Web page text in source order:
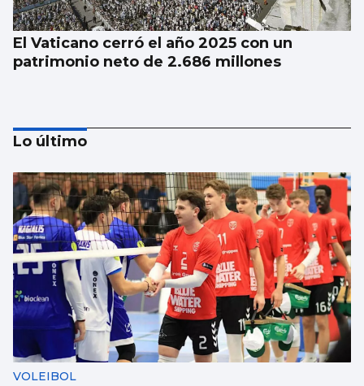
El Vaticano cerró el año 2025 con un
patrimonio neto de 2.686 millones
La dieta de verdura y pescado favorece la
esperanza de vida
Lo último
VOLEIBOL